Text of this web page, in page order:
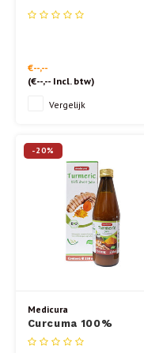
25gr.
€--,--
(€--,--Incl. btw)
Vergelijk
-20%
Medicura
Curcuma 100%
vruchtsap BIO 330ml